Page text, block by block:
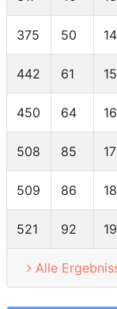
375 50 14
442 61 15
450 64 16
508 85 17
509 86 18
521 92 19
Alle